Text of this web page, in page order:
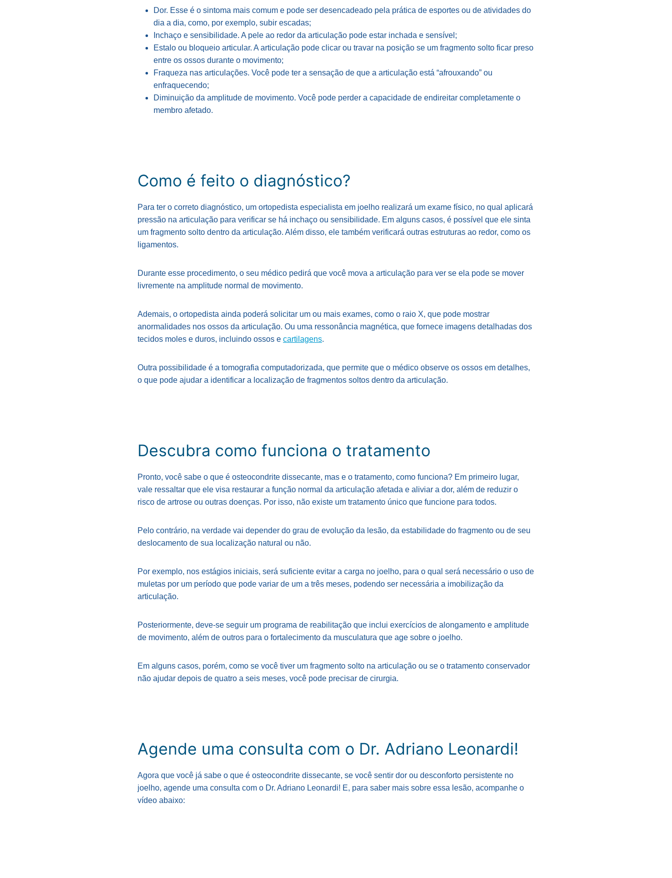
Dor. Esse é o sintoma mais comum e pode ser desencadeado pela prática de esportes ou de atividades do
dia a dia, como, por exemplo, subir escadas;
Inchaço e sensibilidade. A pele ao redor da articulação pode estar inchada e sensível;
Estalo ou bloqueio articular. A articulação pode clicar ou travar na posição se um fragmento solto ficar preso
entre os ossos durante o movimento;
Fraqueza nas articulações. Você pode ter a sensação de que a articulação está “afrouxando” ou
enfraquecendo;
Diminuição da amplitude de movimento. Você pode perder a capacidade de endireitar completamente o
membro afetado.
Como é feito o diagnóstico?
Para ter o correto diagnóstico, um ortopedista especialista em joelho realizará um exame físico, no qual aplicará
pressão na articulação para verificar se há inchaço ou sensibilidade. Em alguns casos, é possível que ele sinta
um fragmento solto dentro da articulação. Além disso, ele também verificará outras estruturas ao redor, como os
ligamentos.
Durante esse procedimento, o seu médico pedirá que você mova a articulação para ver se ela pode se mover
livremente na amplitude normal de movimento.
Ademais, o ortopedista ainda poderá solicitar um ou mais exames, como o raio X, que pode mostrar
anormalidades nos ossos da articulação. Ou uma ressonância magnética, que fornece imagens detalhadas dos
tecidos moles e duros, incluindo ossos e cartilagens.
Outra possibilidade é a tomografia computadorizada, que permite que o médico observe os ossos em detalhes,
o que pode ajudar a identificar a localização de fragmentos soltos dentro da articulação.
Descubra como funciona o tratamento
Pronto, você sabe o que é osteocondrite dissecante, mas e o tratamento, como funciona? Em primeiro lugar,
vale ressaltar que ele visa restaurar a função normal da articulação afetada e aliviar a dor, além de reduzir o
risco de artrose ou outras doenças. Por isso, não existe um tratamento único que funcione para todos.
Pelo contrário, na verdade vai depender do grau de evolução da lesão, da estabilidade do fragmento ou de seu
deslocamento de sua localização natural ou não.
Por exemplo, nos estágios iniciais, será suficiente evitar a carga no joelho, para o qual será necessário o uso de
muletas por um período que pode variar de um a três meses, podendo ser necessária a imobilização da
articulação.
Posteriormente, deve-se seguir um programa de reabilitação que inclui exercícios de alongamento e amplitude
de movimento, além de outros para o fortalecimento da musculatura que age sobre o joelho.
Em alguns casos, porém, como se você tiver um fragmento solto na articulação ou se o tratamento conservador
não ajudar depois de quatro a seis meses, você pode precisar de cirurgia.
Agende uma consulta com o Dr. Adriano Leonardi!
Agora que você já sabe o que é osteocondrite dissecante, se você sentir dor ou desconforto persistente no
joelho, agende uma consulta com o Dr. Adriano Leonardi! E, para saber mais sobre essa lesão, acompanhe o
vídeo abaixo: